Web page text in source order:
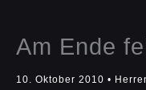
Am Ende
10. Oktober 2010 •